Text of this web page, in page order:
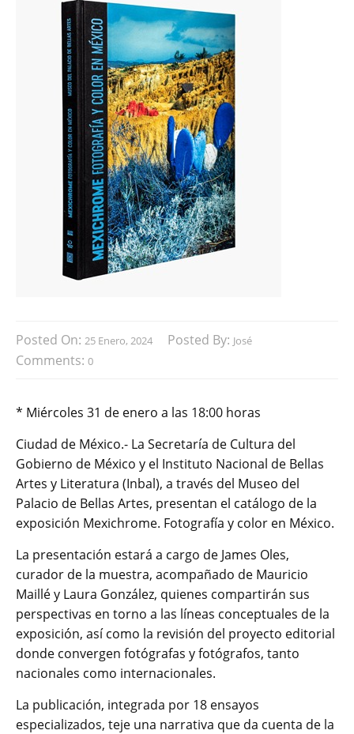
Posted On: 25 Enero, 2024 Posted By: José
Comments: 0
* Miércoles 31 de enero a las 18:00 horas
Ciudad de México.- La Secretaría de Cultura del
Gobierno de México y el Instituto Nacional de Bellas
Artes y Literatura (Inbal), a través del Museo del
Palacio de Bellas Artes, presentan el catálogo de la
exposición Mexichrome. Fotografía y color en México.
La presentación estará a cargo de James Oles,
curador de la muestra, acompañado de Mauricio
Maillé y Laura González, quienes compartirán sus
perspectivas en torno a las líneas conceptuales de la
exposición, así como la revisión del proyecto editorial
donde convergen fotógrafas y fotógrafos, tanto
nacionales como internacionales.
La publicación, integrada por 18 ensayos
especializados, teje una narrativa que da cuenta de la